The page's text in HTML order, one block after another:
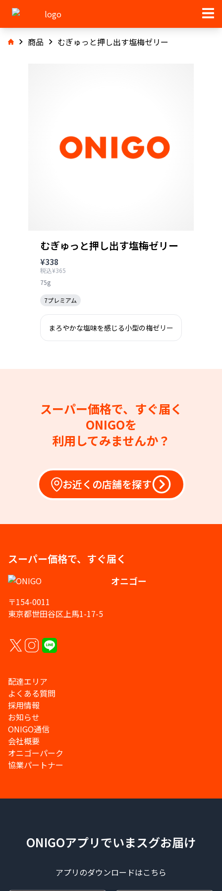
商品 むぎゅっと押し出す塩梅ゼリー
むぎゅっと押し出す塩梅ゼリー
¥338
税込¥365
75g
7プレミアム
まろやかな塩味を感じる小型の梅ゼリー
スーパー価格で、すぐ届く
ONIGOを
利用してみませんか？
お近くの店舗を探す
スーパー価格で、すぐ届く
オニゴー
〒154-0011
東京都世田谷区上馬1-17-5
配達エリア
よくある質問
採用情報
お知らせ
ONIGO通信
会社概要
オニゴーパーク
協業パートナー
ONIGOアプリでいまスグお届け
アプリのダウンロードはこちら